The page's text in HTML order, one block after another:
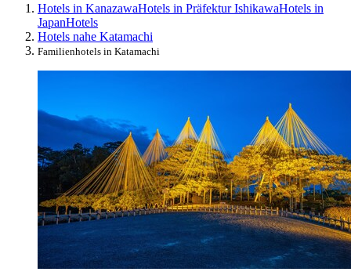
Hotels in KanazawaHotels in Präfektur IshikawaHotels in
JapanHotels
Hotels nahe Katamachi
Familienhotels in Katamachi